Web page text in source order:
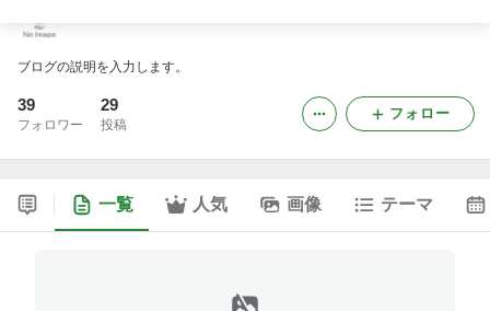
ブログの説明を入力します。
39
フォロワー
29
投稿
フォロー
一覧 人気 画像 テーマ